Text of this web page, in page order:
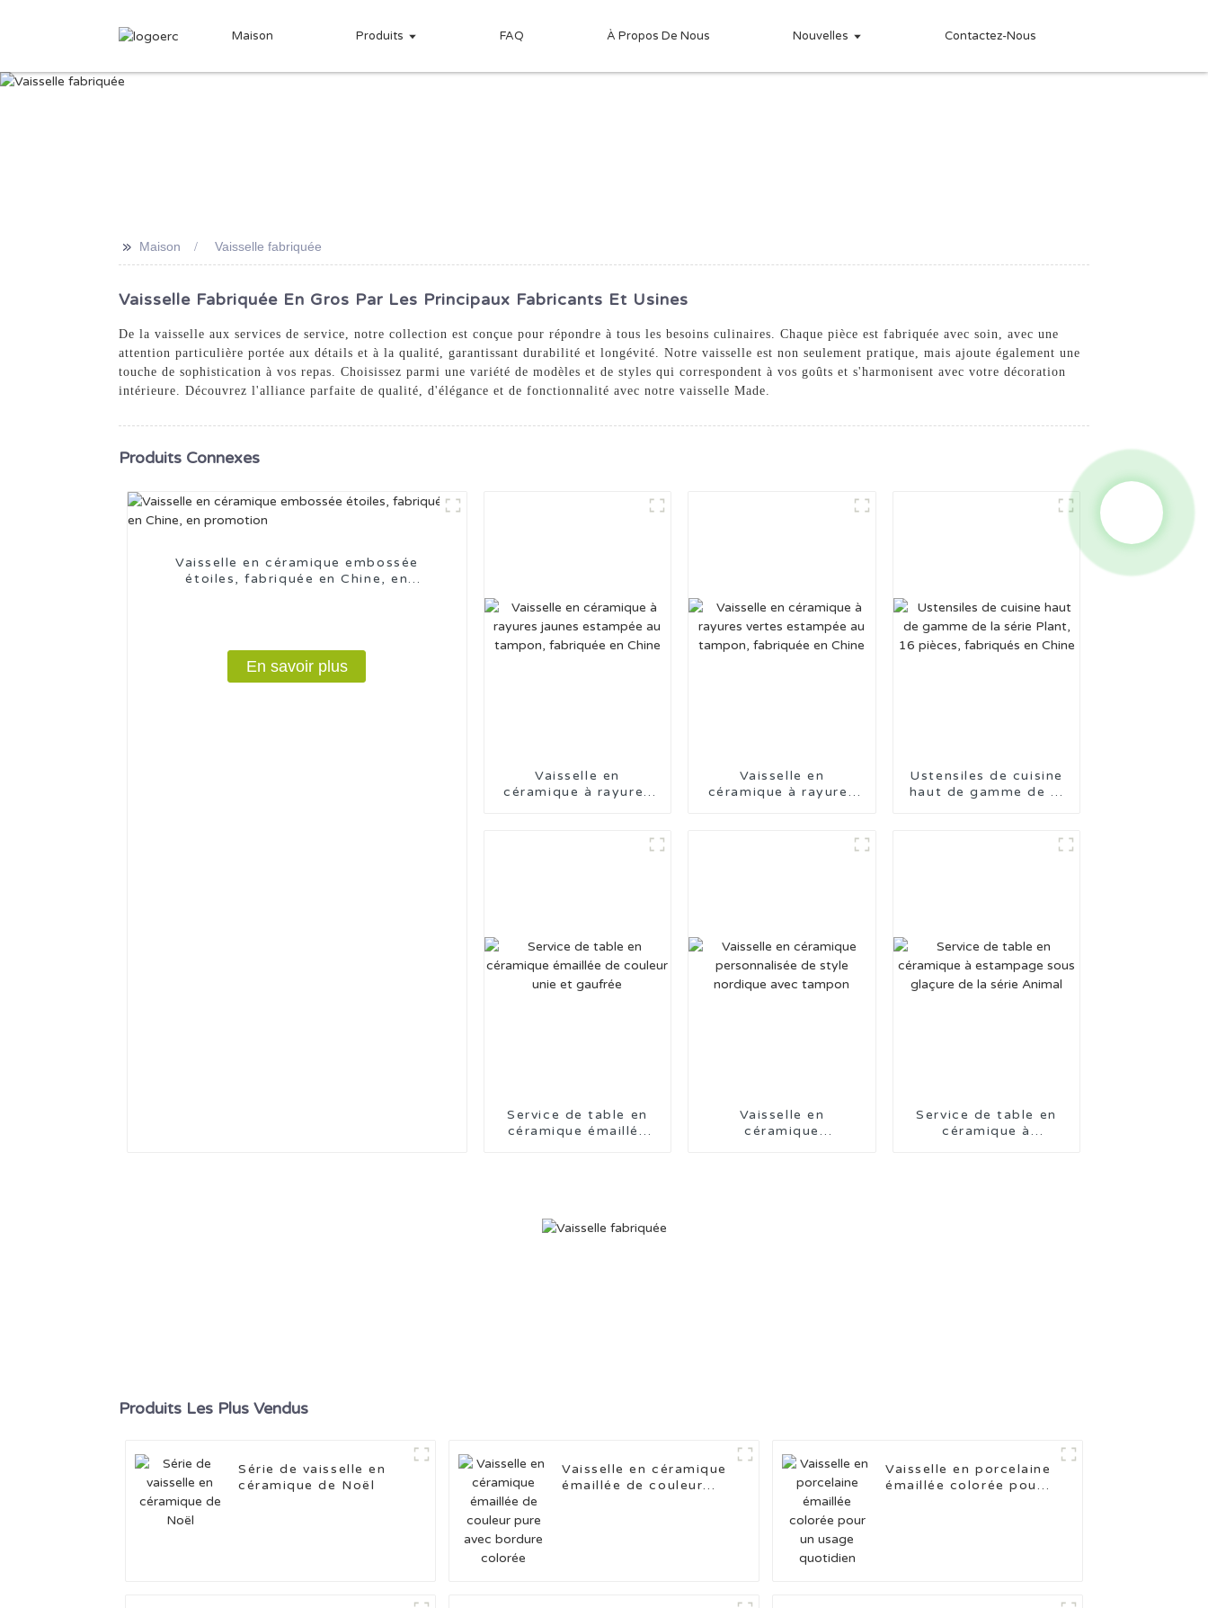
Maison Produits FAQ À Propos De Nous Nouvelles Contactez-Nous
>> Maison Vaisselle fabriquée
Vaisselle Fabriquée En Gros Par Les Principaux Fabricants Et Usines
De la vaisselle aux services de service, notre collection est conçue pour répondre à tous les besoins culinaires. Chaque pièce est fabriquée avec soin, avec une
attention particulière portée aux détails et à la qualité, garantissant durabilité et longévité. Notre vaisselle est non seulement pratique, mais ajoute également une
touche de sophistication à vos repas. Choisissez parmi une variété de modèles et de styles qui correspondent à vos goûts et s'harmonisent avec votre décoration
intérieure. Découvrez l'alliance parfaite de qualité, d'élégance et de fonctionnalité avec notre vaisselle Made.
Produits Connexes
Vaisselle en céramique embossée
étoiles, fabriquée en Chine, en
En savoir plus
Vaisselle en
céramique à rayures
Vaisselle en
céramique à rayures
Ustensiles de cuisine
haut de gamme de la
Service de table en
céramique émaillée
Vaisselle en
céramique
Service de table en
céramique à
Produits Les Plus Vendus
Série de vaisselle en
céramique de Noël
Vaisselle en céramique
émaillée de couleur
Vaisselle en porcelaine
émaillée colorée pour